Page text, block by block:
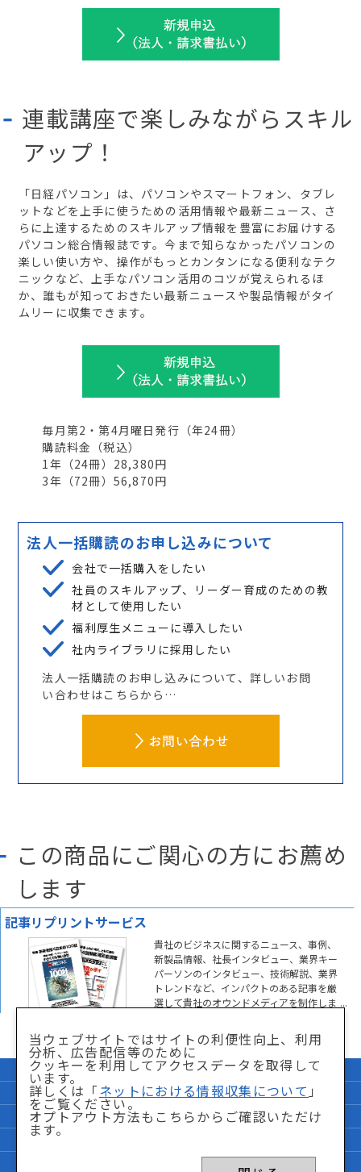
連載講座で楽しみながらスキル
アップ！
「日経パソコン」は、パソコンやスマートフォン、タブレ
ットなどを上手に使うための活用情報や最新ニュース、さ
らに上達するためのスキルアップ情報を豊富にお届けする
パソコン総合情報誌です。今まで知らなかったパソコンの
楽しい使い方や、操作がもっとカンタンになる便利なテク
ニックなど、上手なパソコン活用のコツが覚えられるほ
か、誰もが知っておきたい最新ニュースや製品情報がタイ
ムリーに収集できます。
毎月第2・第4月曜日発行 （年24冊）
購読料金（税込）
1年（24冊）28,380円
3年（72冊）56,870円
法人一括購読のお申し込みについて
会社で一括購入をしたい
社員のスキルアップ、リーダー育成のための教
材として使用したい
福利厚生メニューに導入したい
社内ライブラリに採用したい
法人一括購読のお申し込みについて、詳しいお問
い合わせはこちらから…
この商品にご関心の方にお薦め
します
記事リプリントサービス
貴社のビジネスに関するニュース、事例、
新製品情報、社長インタビュー、業界キー
パーソンのインタビュー、技術解説、業界
トレンドなど、インパクトのある記事を厳
選して貴社のオウンドメディアを制作しま
当ウェブサイトではサイトの利便性向上、利用
分析、広告配信等のために
クッキーを利用してアクセスデータを取得して
います。
詳しくは「 ネットにおける情報収集について 」
をご覧ください。
オプトアウト方法もこちらからご確認いただけ
ます。
企業情報
サイトマップ
個人情報保護方針
「特商法」に関して
サイト利用条件
ネットにおける情報収集について
Copyright © Nikkei BP Marketing,inc. All Rights Reserved.